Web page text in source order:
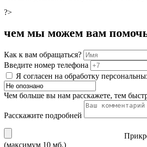
?>
чем мы можем вам
Как к вам обращаться?
Введите номер телефона
Я согласен на обработку
Чем больше вы нам расскажете, тем
Расскажите подробней
(максимум 10 мб.)